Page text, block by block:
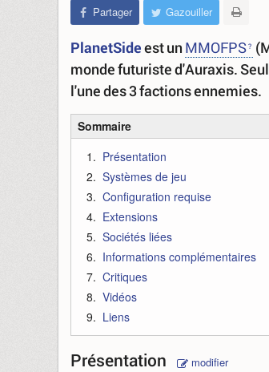
Partager Gazouiller
PlanetSideest un MMOFPS
monde futuriste d'Auraxis.
l'une des 3 factions ennemies.
Sommaire
Présentation
Systèmes de jeu
Configuration requise
Extensions
Sociétés liées
Informations complémentaires
Critiques
Vidéos
Liens
Présentation modifier